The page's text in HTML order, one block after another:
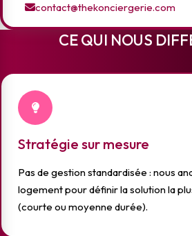
contact@thekonciergerie.com
CE QUI NOUS
Stratégie sur mesure
Pas de gestion standardisée : nous
logement pour définir la solution la
(courte ou moyenne durée).